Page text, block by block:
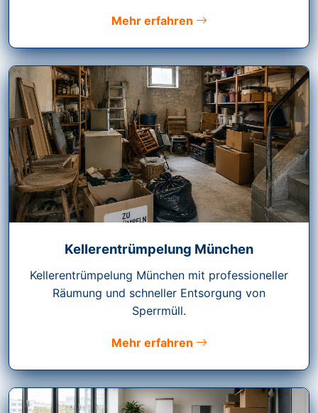
Mehr erfahren
Kellerentrümpelung München
Kellerentrümpelung München mit professioneller
Räumung und schneller Entsorgung von
Sperrmüll.
Mehr erfahren